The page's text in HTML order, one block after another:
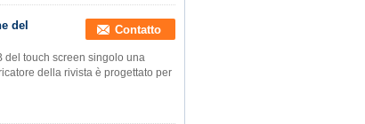
del
Contatto
del touch screen singolo una
della rivista è progettato per